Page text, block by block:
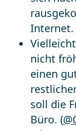
Internet.
nicht
einen
soll die
Büro. (